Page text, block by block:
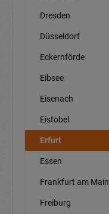
Dresden
Düsseldorf
Eckernförde
Eibsee
Eisenach
Eistobel
Erfurt
Essen
Frankfurt am Main
Freiburg